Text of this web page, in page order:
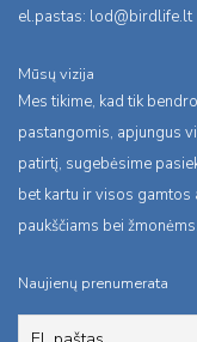
el.pastas: lod@birdlife.lt
Mūsų vizija
Mes tikime, kad tik
pastangomis, apjungus
patirtį, sugebėsime
bet kartu ir visos
paukščiams bei žmonėms.
Naujienų prenumerata